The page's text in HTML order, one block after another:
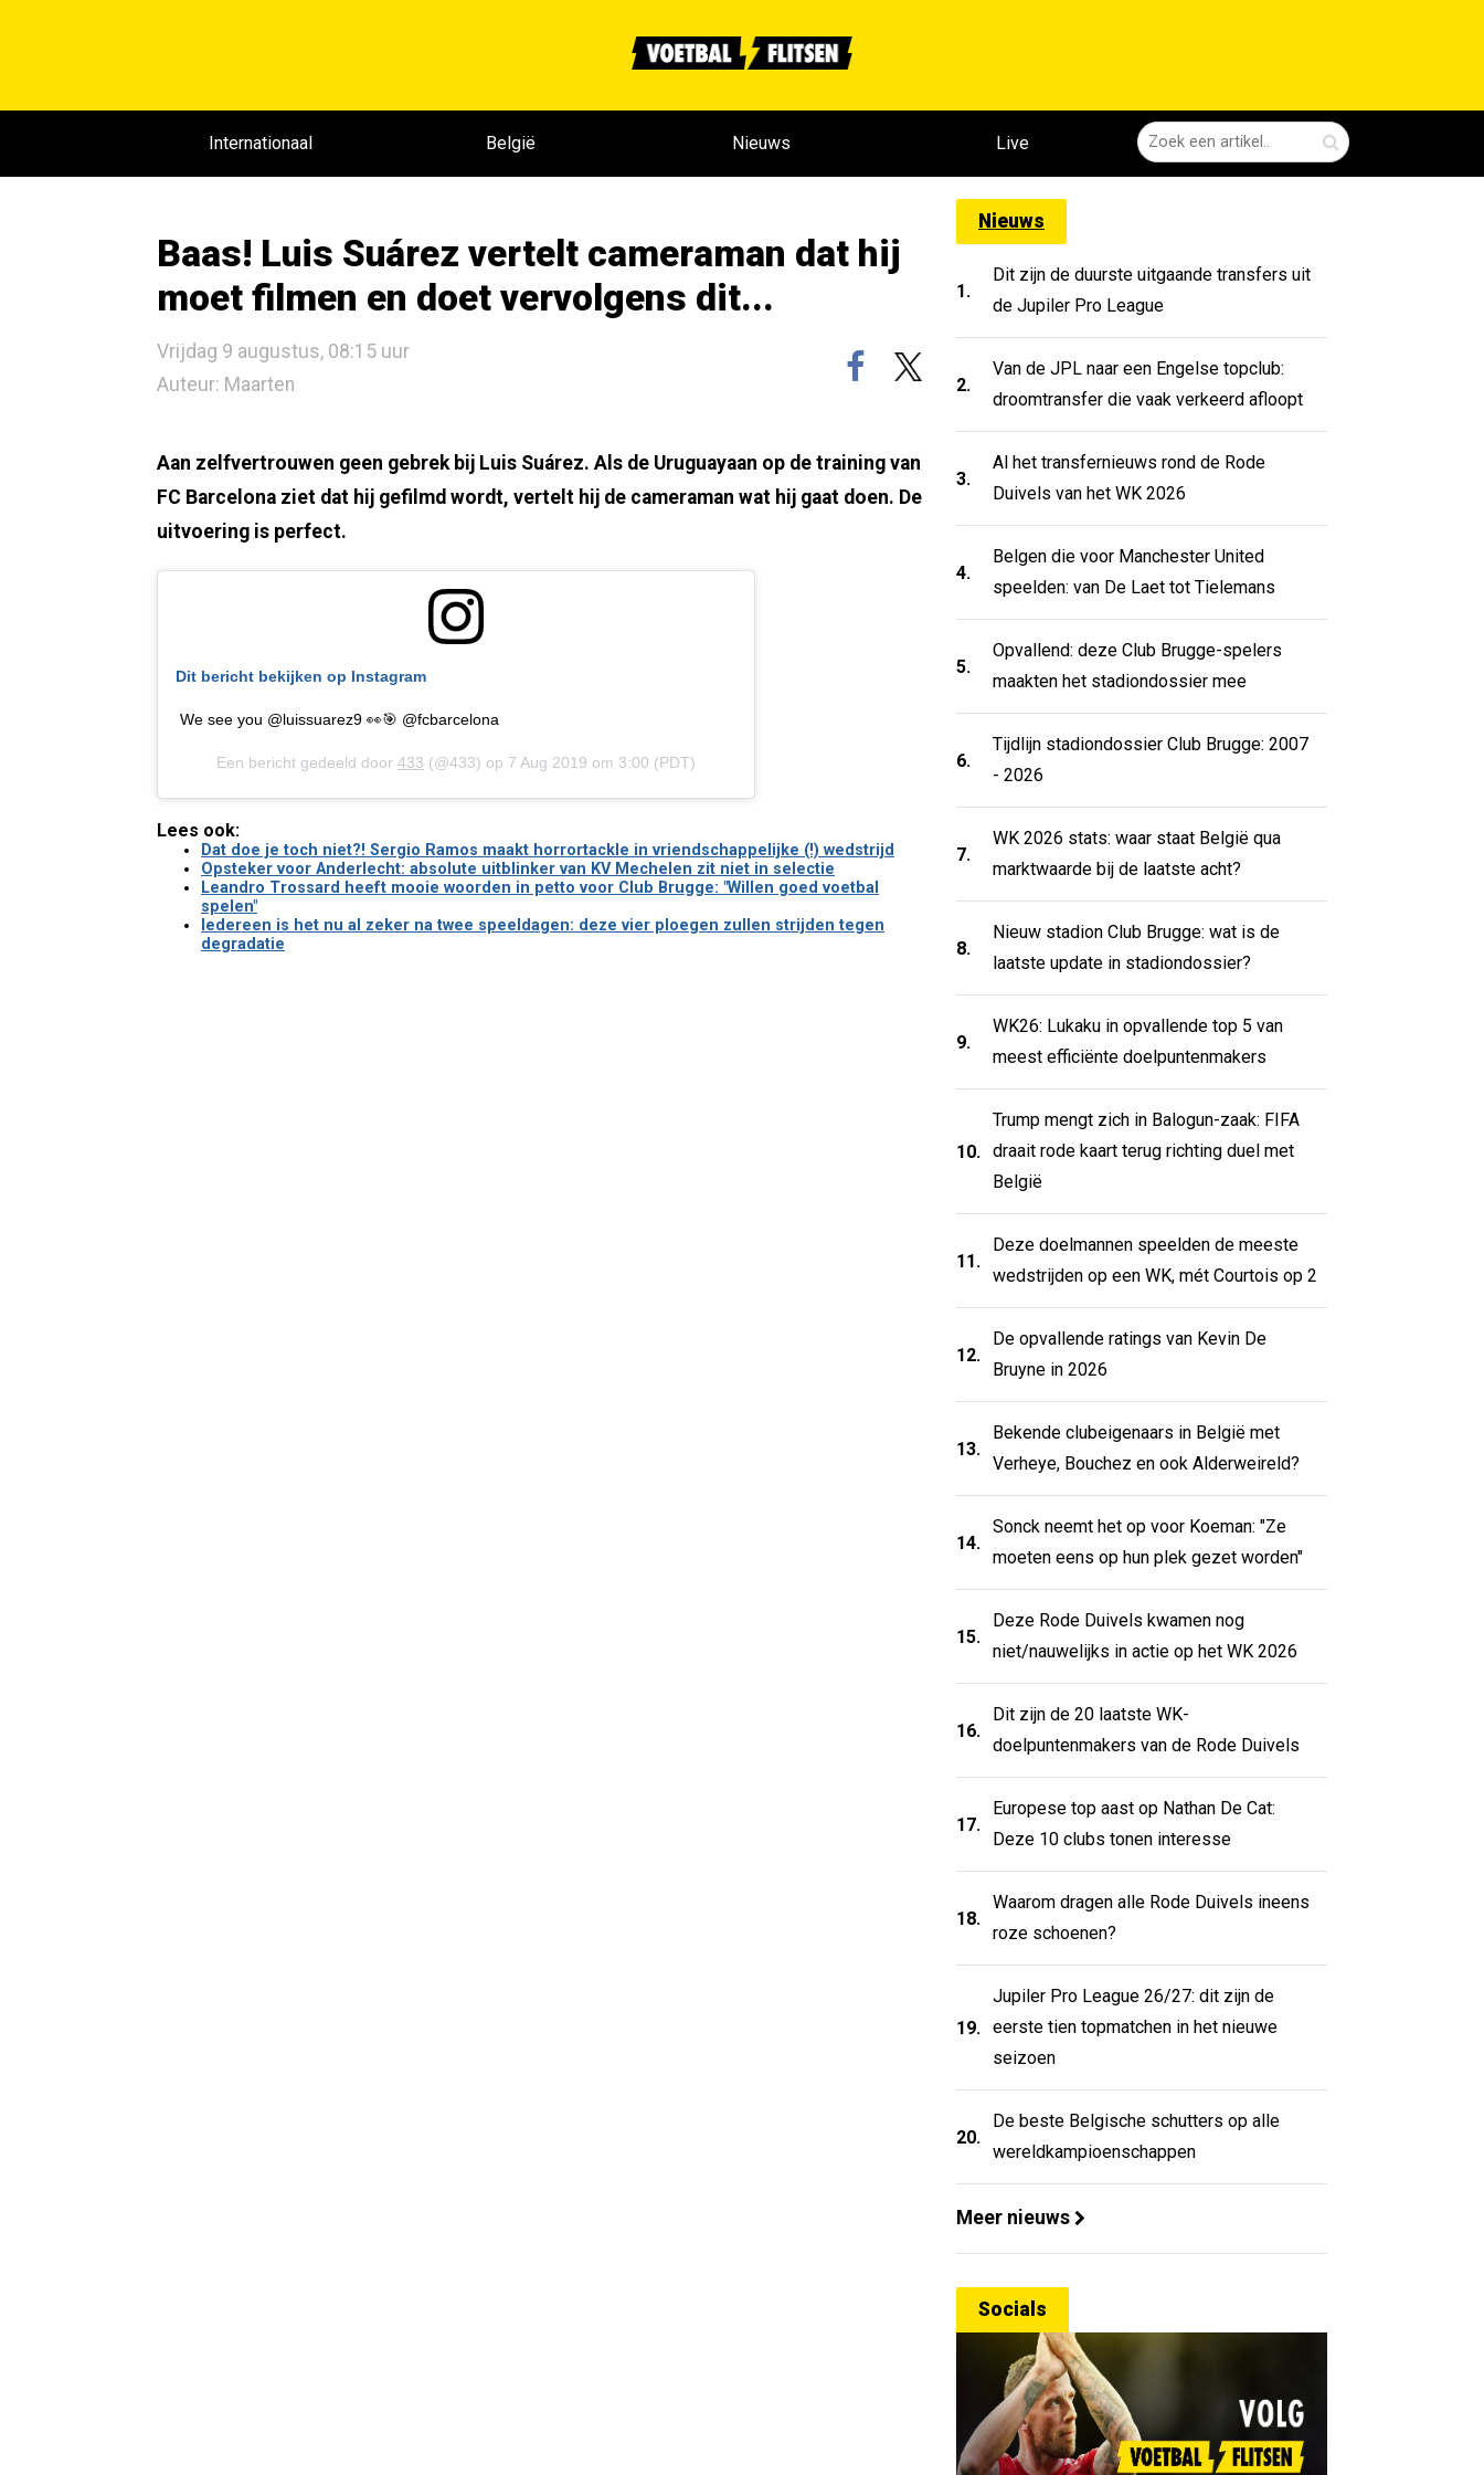
Internationaal België Nieuws Live
Baas! Luis Suárez vertelt cameraman dat hij
moet filmen en doet vervolgens dit...
Vrijdag 9 augustus, 08:15 uur
Auteur: Maarten
Aan zelfvertrouwen geen gebrek bij Luis Suárez. Als de Uruguayaan op de training van
FC Barcelona ziet dat hij gefilmd wordt, vertelt hij de cameraman wat hij gaat doen. De
uitvoering is perfect.
Dit bericht bekijken op Instagram
We see you @luissuarez9 👀🎯 @fcbarcelona
Een bericht gedeeld door 433 (@433) op 7 Aug 2019 om 3:00 (PDT)
Lees ook:
Dat doe je toch niet?! Sergio Ramos maakt horrortackle in vriendschappelijke (!) wedstrijd
Opsteker voor Anderlecht: absolute uitblinker van KV Mechelen zit niet in selectie
Leandro Trossard heeft mooie woorden in petto voor Club Brugge: "Willen goed voetbal
spelen"
Iedereen is het nu al zeker na twee speeldagen: deze vier ploegen zullen strijden tegen
degradatie
Nieuws
1.
Dit zijn de duurste uitgaande transfers uit
de Jupiler Pro League
2.
Van de JPL naar een Engelse topclub:
droomtransfer die vaak verkeerd afloopt
3.
Al het transfernieuws rond de Rode
Duivels van het WK 2026
4.
Belgen die voor Manchester United
speelden: van De Laet tot Tielemans
5.
Opvallend: deze Club Brugge-spelers
maakten het stadiondossier mee
6.
Tijdlijn stadiondossier Club Brugge: 2007
- 2026
7.
WK 2026 stats: waar staat België qua
marktwaarde bij de laatste acht?
8.
Nieuw stadion Club Brugge: wat is de
laatste update in stadiondossier?
9.
WK26: Lukaku in opvallende top 5 van
meest efficiënte doelpuntenmakers
10.
Trump mengt zich in Balogun-zaak: FIFA
draait rode kaart terug richting duel met
België
11.
Deze doelmannen speelden de meeste
wedstrijden op een WK, mét Courtois op 2
12.
De opvallende ratings van Kevin De
Bruyne in 2026
13.
Bekende clubeigenaars in België met
Verheye, Bouchez en ook Alderweireld?
14.
Sonck neemt het op voor Koeman: "Ze
moeten eens op hun plek gezet worden"
15.
Deze Rode Duivels kwamen nog
niet/nauwelijks in actie op het WK 2026
16.
Dit zijn de 20 laatste WK-
doelpuntenmakers van de Rode Duivels
17.
Europese top aast op Nathan De Cat:
Deze 10 clubs tonen interesse
18.
Waarom dragen alle Rode Duivels ineens
roze schoenen?
19.
Jupiler Pro League 26/27: dit zijn de
eerste tien topmatchen in het nieuwe
seizoen
20.
De beste Belgische schutters op alle
wereldkampioenschappen
Meer nieuws
Socials